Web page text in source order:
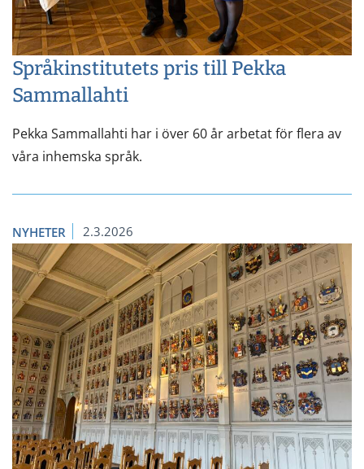
Språkinstitutets pris till Pekka
Sammallahti
Pekka Sammallahti har i över 60 år arbetat för flera av
våra inhemska språk.
NYHETER 2.3.2026